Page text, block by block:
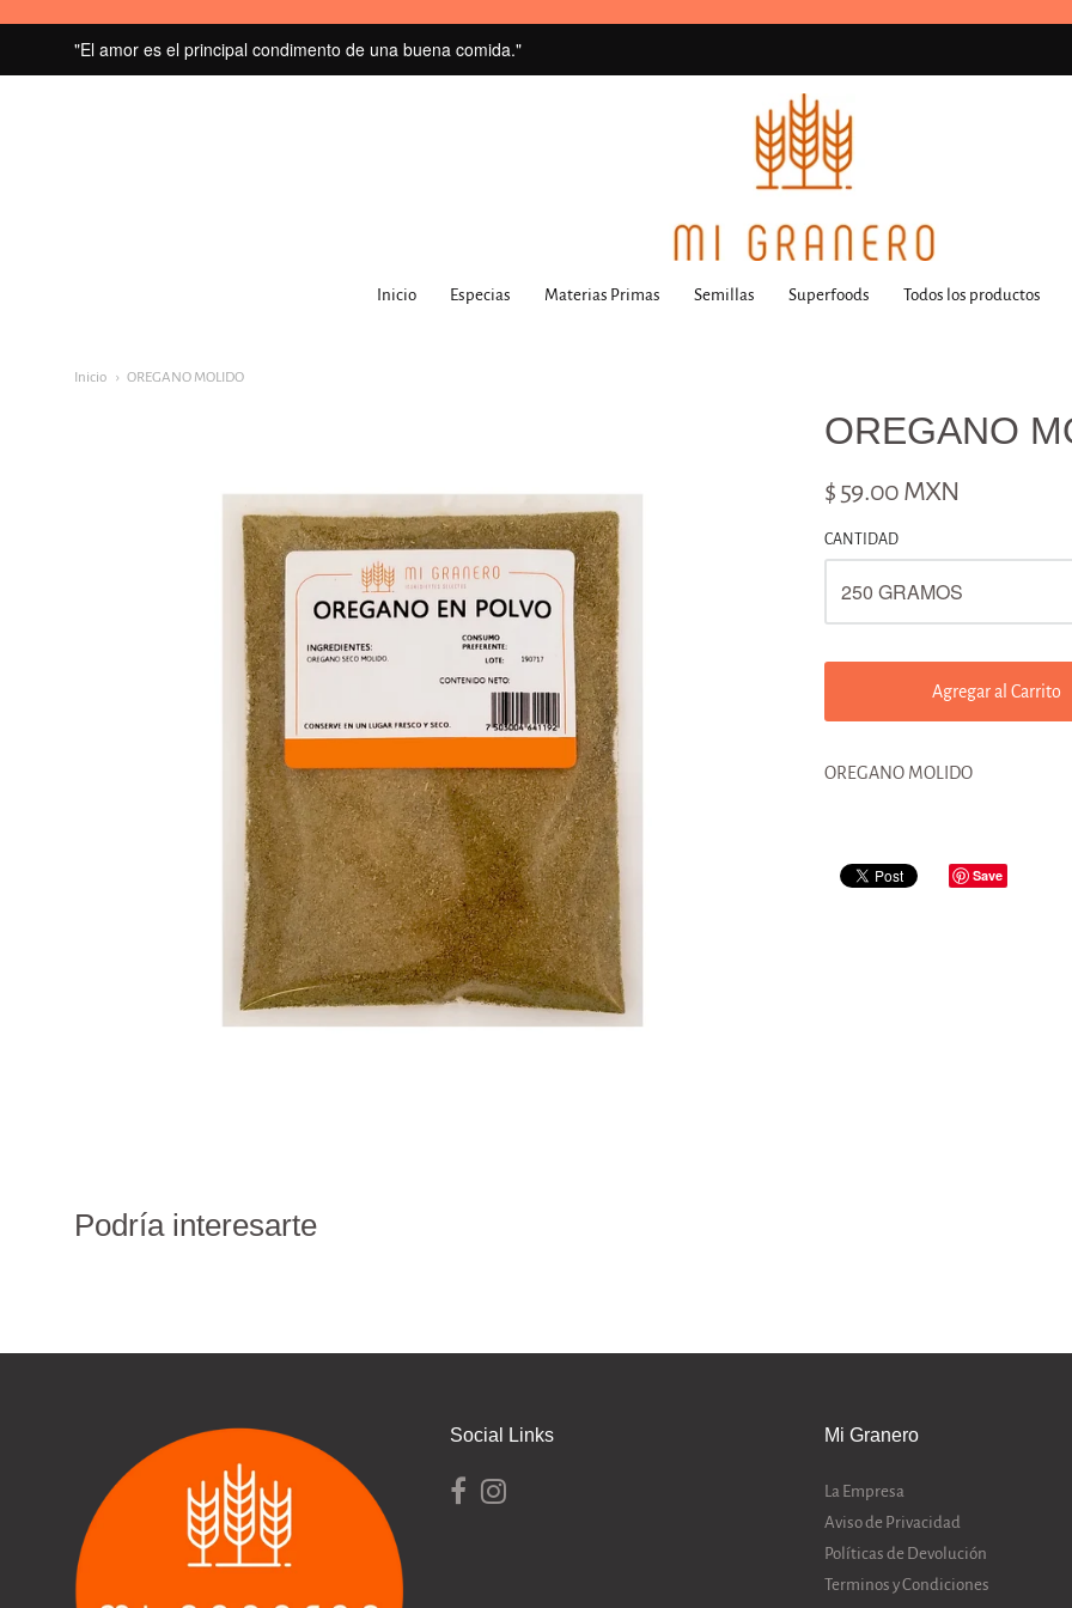
"El amor es el principal condimento de una buena comida."
Menú
Inicio Especias Materias Primas Semillas Superfoods Todos los productos
Inicio OREGANO MOLIDO
OREGANO
$ 59.00 MXN
CANTIDAD
Agregar al Carrito
OREGANO MOLIDO
Save
Podría interesarte
Social Links Mi Granero
La Empresa
Aviso de Privacidad
Políticas de Devolución
Terminos y Condiciones